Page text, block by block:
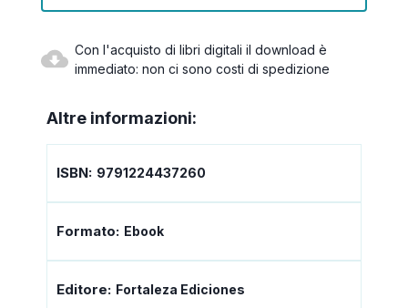
Con l'acquisto di libri digitali il download è
immediato: non ci sono costi di spedizione
Altre informazioni:
ISBN: 9791224437260
Formato: Ebook
Editore: Fortaleza Ediciones